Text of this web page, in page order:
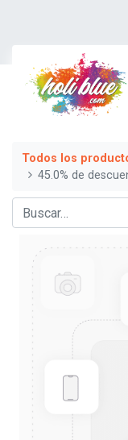
Todos los
45.0% de